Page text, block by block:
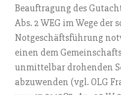
Beauftragung des
Abs. 2 WEG im Wege der
Notgeschäftsführung
einen dem
unmittelbar drohenden
abzuwenden (vgl. OLG